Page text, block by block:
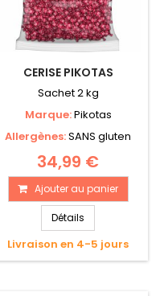
CERISE PIKOTAS
Sachet 2 kg
Marque:Pikotas
Allergènes:SANS gluten
34,99 €
Ajouter au panier
Détails
Livraison en 4-5 jours